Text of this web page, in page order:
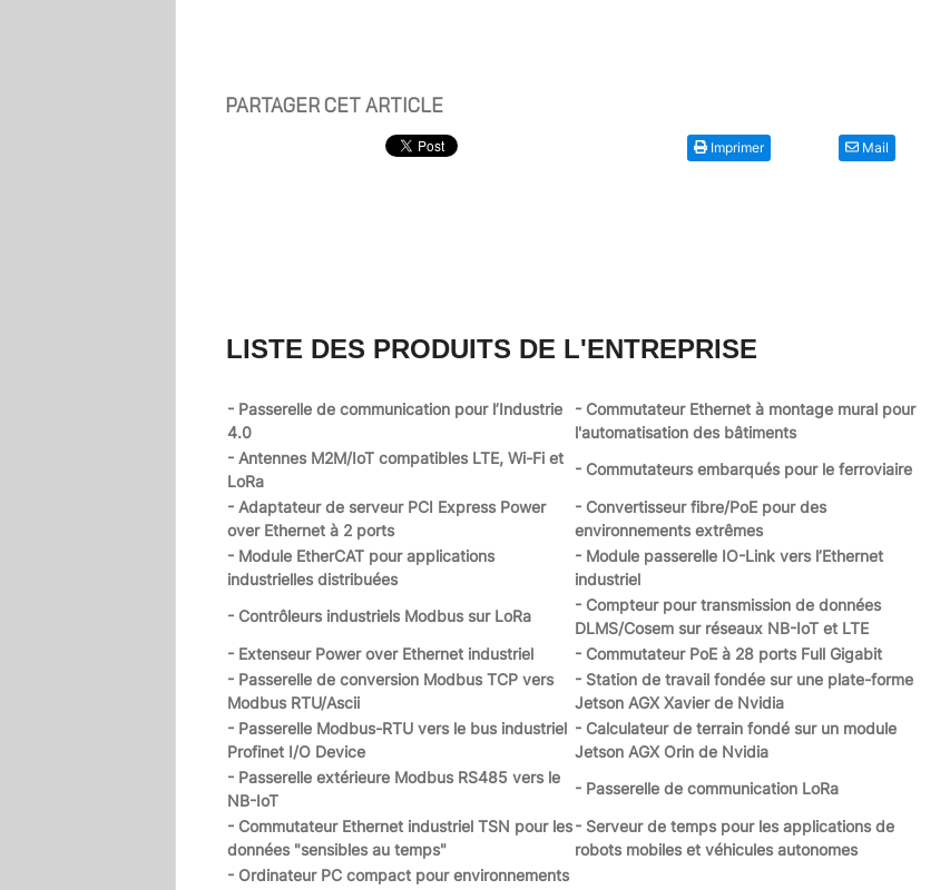
PARTAGER CET ARTICLE
Imprimer Mail
LISTE DES PRODUITS DE L'ENTREPRISE
- Passerelle de communication pour l’Industrie
4.0
- Commutateur Ethernet à montage mural pour
l'automatisation des bâtiments
- Antennes M2M/IoT compatibles LTE, Wi-Fi et
LoRa
- Commutateurs embarqués pour le ferroviaire
- Adaptateur de serveur PCI Express Power
over Ethernet à 2 ports
- Convertisseur fibre/PoE pour des
environnements extrêmes
- Module EtherCAT pour applications
industrielles distribuées
- Module passerelle IO-Link vers l’Ethernet
industriel
- Contrôleurs industriels Modbus sur LoRa
- Compteur pour transmission de données
DLMS/Cosem sur réseaux NB-IoT et LTE
- Extenseur Power over Ethernet industriel
- Commutateur PoE à 28 ports Full Gigabit
- Passerelle de conversion Modbus TCP vers
Modbus RTU/Ascii
- Station de travail fondée sur une plate-forme
Jetson AGX Xavier de Nvidia
- Passerelle Modbus-RTU vers le bus industriel
Profinet I/O Device
- Calculateur de terrain fondé sur un module
Jetson AGX Orin de Nvidia
- Passerelle extérieure Modbus RS485 vers le
NB-IoT
- Passerelle de communication LoRa
- Commutateur Ethernet industriel TSN pour les
données "sensibles au temps"
- Serveur de temps pour les applications de
robots mobiles et véhicules autonomes
- Ordinateur PC compact pour environnements